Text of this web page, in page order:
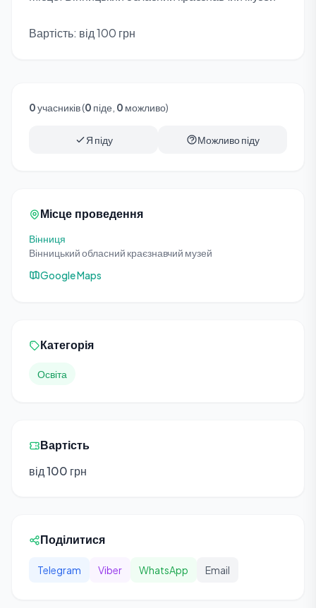
Вартість: від 100 грн
0учасників (0 піде, 0 можливо)
Я піду Можливо піду
Місце проведення
Вінниця
Вінницький обласний краєзнавчий музей
Google Maps
Категорія
Освіта
Вартість
від 100 грн
Поділитися
Telegram Viber WhatsApp Email